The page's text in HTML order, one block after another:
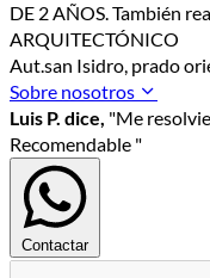
DE 2 AÑOS. También
ARQUITECTÓNICO
Aut.san Isidro, prado
Sobre nosotros
Luis P. dice, "Me
Recomendable "
Contactar